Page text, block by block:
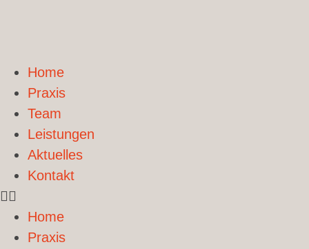
Home
Praxis
Team
Leistungen
Aktuelles
Kontakt
Home
Praxis